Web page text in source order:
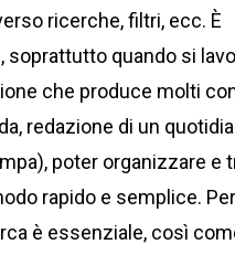
ricerche, filtri, ecc. È
soprattutto quando si
che produce molti
redazione di un
poter organizzare e
rapido e semplice.
è essenziale, così